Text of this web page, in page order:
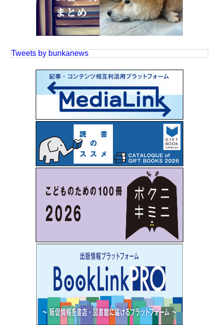
Tweets by bunkanews